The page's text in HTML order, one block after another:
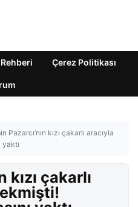
Çerez Politikası
Pazarcı’nın kızı çakarlı aracıyla
yaktı
kızı çakarlı